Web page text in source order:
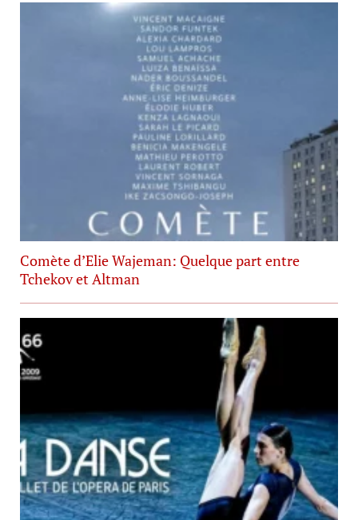
Comète d’Elie Wajeman: Quelque part entre
Tchekov et Altman